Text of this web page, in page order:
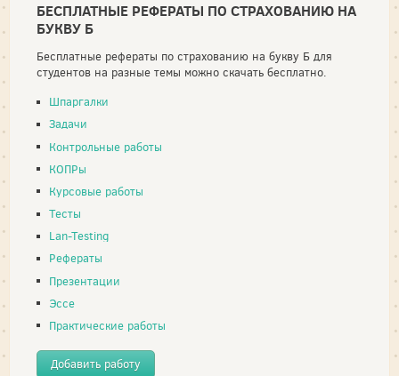
БЕСПЛАТНЫЕ РЕФЕРАТЫ ПО СТРАХОВАНИЮ НА
БУКВУ Б
Бесплатные рефераты по страхованию на букву Б для
студентов на разные темы можно скачать бесплатно.
Шпаргалки
Задачи
Контрольные работы
КОПРы
Курсовые работы
Тесты
Lan-Testing
Рефераты
Презентации
Эссе
Практические работы
Добавить работу